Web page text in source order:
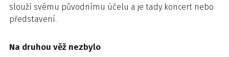
slouží svému původnímu účelu a je tady koncert nebo
představení.
Na druhou věž nezbylo